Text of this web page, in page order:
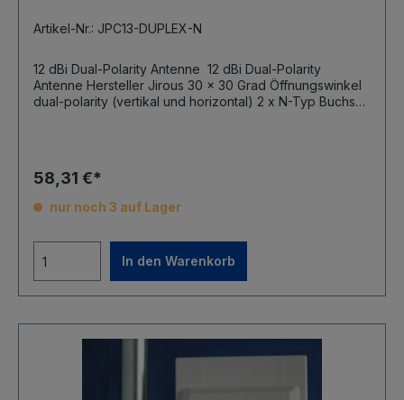
Artikel-Nr.: JPC13-DUPLEX-N
12 dBi Dual-Polarity Antenne 12 dBi Dual-Polarity
Antenne Hersteller Jirous 30 x 30 Grad Öffnungswinkel
dual-polarity (vertikal und horizontal) 2 x N-Typ Buchse
58,31 €*
nur noch 3 auf Lager
In den Warenkorb